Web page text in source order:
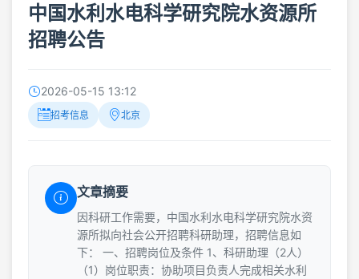
中国水利水电科学研究院水资源所
招聘公告
2026-05-15 13:12
招考信息 北京
文章摘要
因科研工作需要，中国水利水电科学研究院水资
源所拟向社会公开招聘科研助理，招聘信息如
下： 一、招聘岗位及条件 1、科研助理（2人）
（1）岗位职责：协助项目负责人完成相关水利